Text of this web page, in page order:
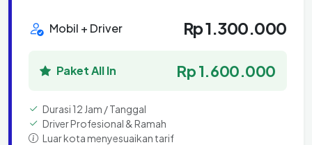
Mobil + Driver Rp 1.300.000
Paket All In Rp 1.600.000
Durasi 12 Jam / Tanggal
Driver Profesional & Ramah
Luar kota menyesuaikan tarif